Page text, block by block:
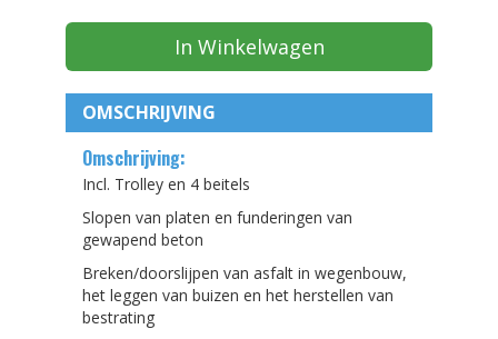
In Winkelwagen
OMSCHRIJVING
Omschrijving:
Incl. Trolley en 4 beitels
Slopen van platen en funderingen van
gewapend beton
Breken/doorslijpen van asfalt in wegenbouw,
het leggen van buizen en het herstellen van
bestrating